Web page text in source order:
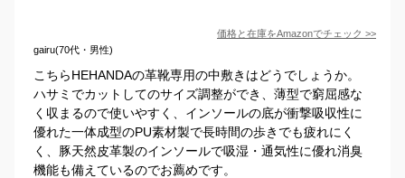
価格と在庫をAmazonでチェック >>
gairu(70代・男性)
こちらHEHANDAの革靴専用の中敷きはどうでしょうか。
ハサミでカットしてのサイズ調整ができ、薄型で窮屈感な
く収まるので使いやすく、インソールの底が衝撃吸収性に
優れた一体成型のPU素材製で長時間の歩きでも疲れにく
く、豚天然皮革製のインソールで吸湿・通気性に優れ消臭
機能も備えているのでお薦めです。